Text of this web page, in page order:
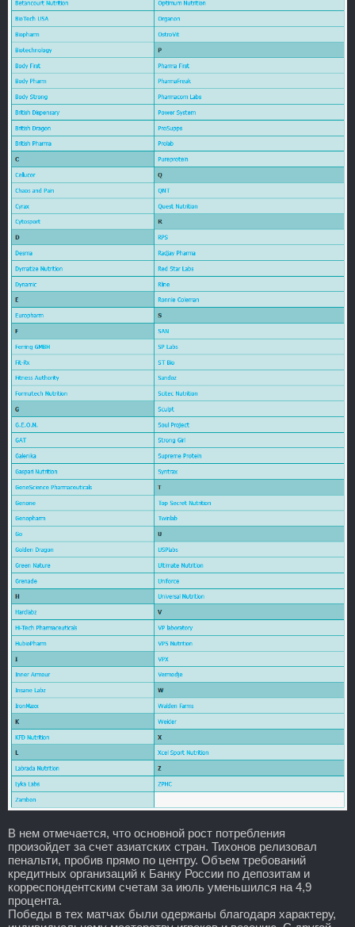
В нем отмечается, что основной рост потребления
произойдет за счет азиатских стран. Тихонов релизовал
пенальти, пробив прямо по центру. Объем требований
кредитных организаций к Банку России по депозитам и
корреспондентским счетам за июль уменьшился на 4,9
процента.
Победы в тех матчах были одержаны благодаря характеру,